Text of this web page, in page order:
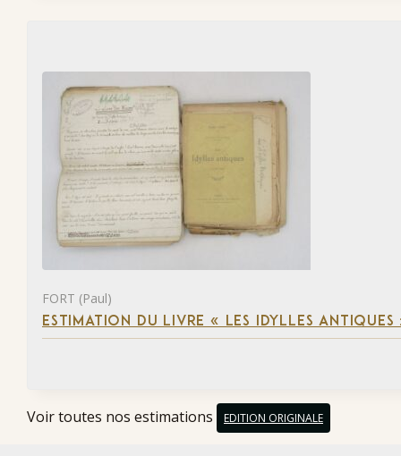
FORT (Paul)
ESTIMATION DU LIVRE « LES IDYLLES
Voir toutes nos estimations EDITION ORIGINALE